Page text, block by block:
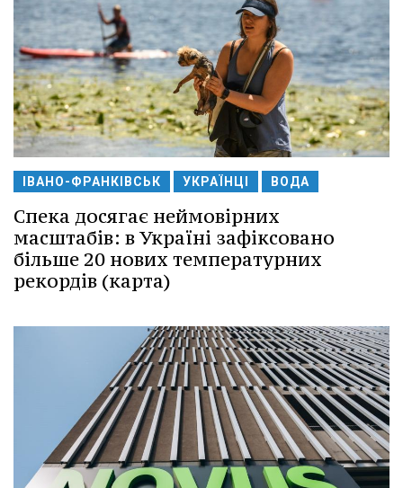
ІВАНО-ФРАНКІВСЬК УКРАЇНЦІ ВОДА
Спека досягає неймовірних
масштабів: в Україні зафіксовано
більше 20 нових температурних
рекордів (карта)